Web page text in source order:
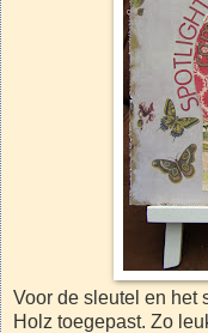
Voor de sleutel en het
Holz toegepast. Zo